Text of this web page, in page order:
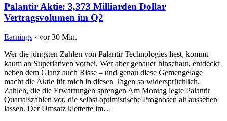
Palantir Aktie: 3,373 Milliarden Dollar
Vertragsvolumen im Q2
Earnings · vor 30 Min.
Wer die jüngsten Zahlen von Palantir Technologies liest, kommt
kaum an Superlativen vorbei. Wer aber genauer hinschaut, entdeckt
neben dem Glanz auch Risse – und genau diese Gemengelage
macht die Aktie für mich in diesen Tagen so widersprüchlich.
Zahlen, die die Erwartungen sprengen Am Montag legte Palantir
Quartalszahlen vor, die selbst optimistische Prognosen alt aussehen
lassen. Der Umsatz kletterte im…